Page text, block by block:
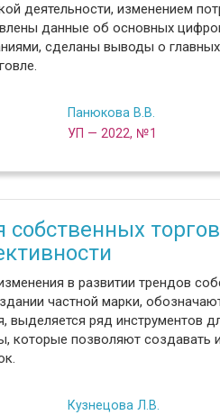
деятельности, изменением
данные об основных
сделаны выводы о
Панюкова В.В.
УП — 2022, №1
собственных
в развитии трендов
частной марки,
выделяется ряд инструментов
которые позволяют создавать
Кузнецова Л.В.